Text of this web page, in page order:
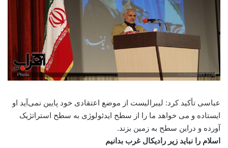
عباسی تأکید کرد: لیبرالیست از موضع اعتقادی خود پایین نمی‌آید او
ایستاده و می خواهد ما را از سطح ایدئولوژی به سطح استراتژیک
آورده و دراین سطح به زمین بزند.
اسلام را نباید زیر رادیکال غرب بدانیم